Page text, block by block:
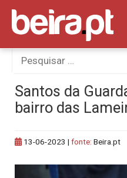
Skip
content
Procurar
por:
Santos da
bairro das
13-06-2023 | fonte: Beira.pt